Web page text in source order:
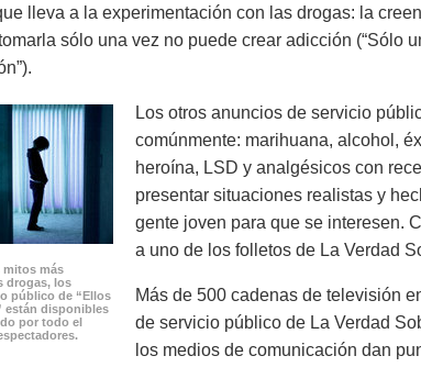
lleva a la experimentación con las drogas: la
sólo una vez no puede crear adicción (“Sólo
mitos más
drogas, los
público de “Ellos
están disponibles
por todo el
Los otros anuncios de servicio
comúnmente: marihuana, alcohol,
heroína, LSD y analgésicos con
presentar situaciones realistas y
gente joven para que se interesen.
a uno de los folletos de La Verdad
Más de 500 cadenas de televisión
de servicio público de La Verdad
los medios de comunicación dan